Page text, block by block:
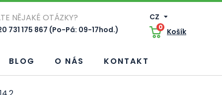
NĚJAKÉ OTÁZKY?
731 175 867 (Po-Pá: 09-17hod.)
CZ
0 Košík
BLOG O NÁS KONTAKT